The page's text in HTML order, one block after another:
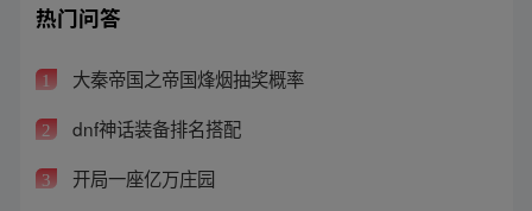
热门问答
1 大秦帝国之帝国烽烟抽奖概率
2 dnf神话装备排名搭配
3 开局一座亿万庄园